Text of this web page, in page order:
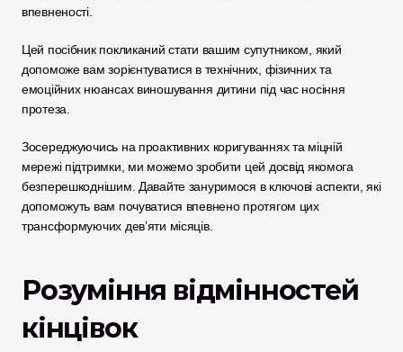
впевненості.
Цей посібник покликаний стати вашим супутником, який
допоможе вам зорієнтуватися в технічних, фізичних та
емоційних нюансах виношування дитини під час носіння
протеза.
Зосереджуючись на проактивних коригуваннях та міцній
мережі підтримки, ми можемо зробити цей досвід якомога
безперешкоднішим. Давайте зануримося в ключові аспекти, які
допоможуть вам почуватися впевнено протягом цих
трансформуючих дев’яти місяців.
Розуміння відмінностей
кінцівок